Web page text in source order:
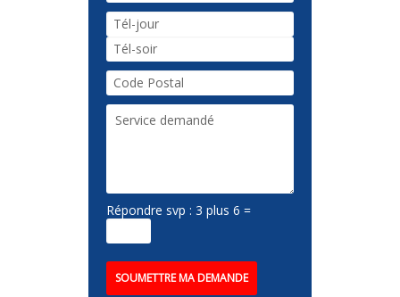
Répondre svp : 3 plus 6 =